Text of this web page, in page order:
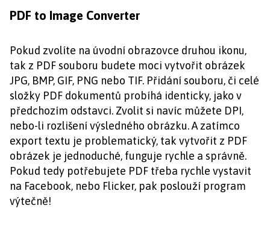
PDF to Image Converter
Pokud zvolíte na úvodní obrazovce druhou ikonu,
tak z PDF souboru budete moci vytvořit obrázek
JPG, BMP, GIF, PNG nebo TIF. Přidání souboru, či celé
složky PDF dokumentů probíhá identicky, jako v
předchozím odstavci. Zvolit si navíc můžete DPI,
nebo-li rozlišení výsledného obrázku. A zatímco
export textu je problematický, tak vytvořit z PDF
obrázek je jednoduché, funguje rychle a správně.
Pokud tedy potřebujete PDF třeba rychle vystavit
na Facebook, nebo Flicker, pak poslouží program
výtečně!